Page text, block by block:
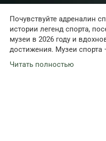
Почувствуйте адреналин
истории легенд спорта,
музеи в 2026 году и
достижения. Музеи спорта
Читать полностью